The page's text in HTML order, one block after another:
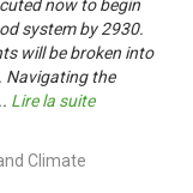
now to begin
system by 2930.
will be broken into
Navigating the
Lire la suite
Climate